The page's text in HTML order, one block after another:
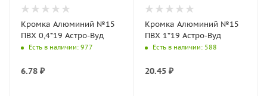
Кромка Алюминий №15
ПВХ 0,4*19 Астро-Вуд
Есть в наличии: 977
6.78 ₽
Кромка Алюминий №15
ПВХ 1*19 Астро-Вуд
Есть в наличии: 588
20.45₽